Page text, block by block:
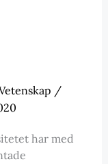
/
har med